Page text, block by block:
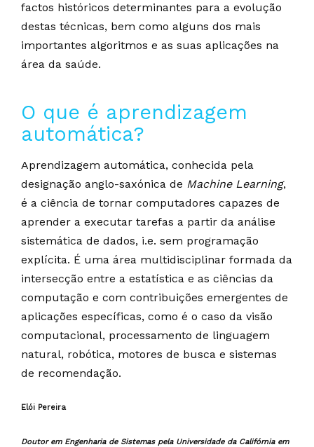
factos históricos determinantes para a evolução
destas técnicas, bem como alguns dos mais
importantes algoritmos e as suas aplicações na
área da saúde.
O que é aprendizagem
automática?
Aprendizagem automática, conhecida pela
designação anglo-saxónica de Machine Learning,
é a ciência de tornar computadores capazes de
aprender a executar tarefas a partir da análise
sistemática de dados, i.e. sem programação
explícita. É uma área multidisciplinar formada da
intersecção entre a estatística e as ciências da
computação e com contribuições emergentes de
aplicações específicas, como é o caso da visão
computacional, processamento de linguagem
natural, robótica, motores de busca e sistemas
de recomendação.
Elói Pereira
Doutor em Engenharia de Sistemas pela Universidade da Califórnia em